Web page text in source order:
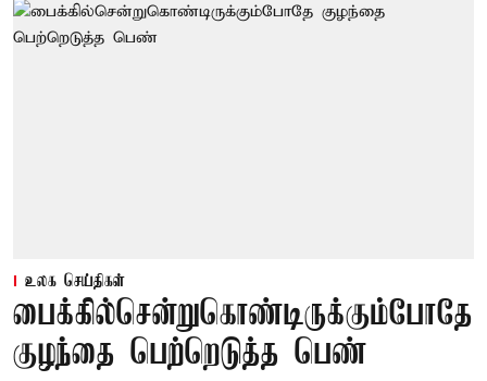
உலக செய்திகள்
பைக்கில்சென்றுகொண்டிருக்கும்போதே
குழந்தை பெற்றெடுத்த பெண்